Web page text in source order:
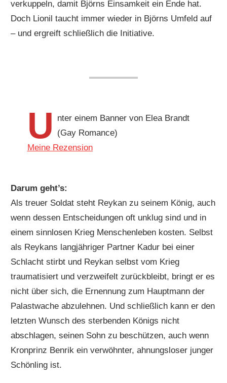
verkuppeln, damit Björns Einsamkeit ein Ende hat.
Doch Lionil taucht immer wieder in Björns Umfeld auf
– und ergreift schließlich die Initiative.
U
nter einem Banner von Elea Brandt
(Gay Romance)
Meine Rezension
Darum geht’s:
Als treuer Soldat steht Reykan zu seinem König, auch
wenn dessen Entscheidungen oft unklug sind und in
einem sinnlosen Krieg Menschenleben kosten. Selbst
als Reykans langjähriger Partner Kadur bei einer
Schlacht stirbt und Reykan selbst vom Krieg
traumatisiert und verzweifelt zurückbleibt, bringt er es
nicht über sich, die Ernennung zum Hauptmann der
Palastwache abzulehnen. Und schließlich kann er den
letzten Wunsch des sterbenden Königs nicht
abschlagen, seinen Sohn zu beschützen, auch wenn
Kronprinz Benrik ein verwöhnter, ahnungsloser junger
Schönling ist.